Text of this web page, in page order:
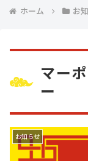
ホーム お
マー
ー
お知らせ